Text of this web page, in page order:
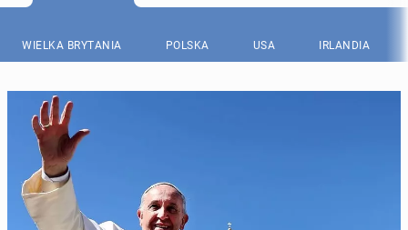
WIELKA BRYTANIA POLSKA USA IRLANDIA